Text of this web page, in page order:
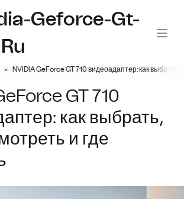
Geforce-Gt-
NVIDIA GeForce GT 710 видеоадаптер: как выбрать,
GT 710
как выбрать,
и где